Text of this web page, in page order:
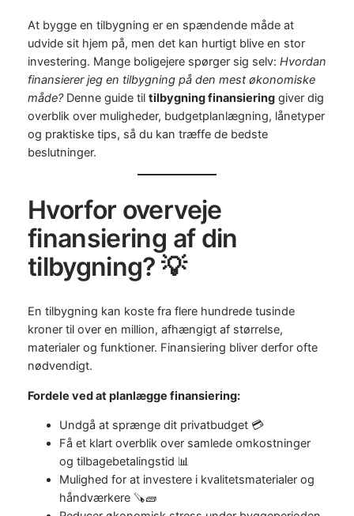
At bygge en tilbygning er en spændende måde at
udvide sit hjem på, men det kan hurtigt blive en stor
investering. Mange boligejere spørger sig selv: Hvordan
finansierer jeg en tilbygning på den mest økonomiske
måde?Denne guide til tilbygning finansieringgiver dig
overblik over muligheder, budgetplanlægning, lånetyper
og praktiske tips, så du kan træffe de bedste
beslutninger.
Hvorfor overveje
finansiering af din
tilbygning? 💡
En tilbygning kan koste fra flere hundrede tusinde
kroner til over en million, afhængigt af størrelse,
materialer og funktioner. Finansiering bliver derfor ofte
nødvendigt.
Fordele ved at planlægge finansiering:
Undgå at sprænge dit privatbudget 💳
Få et klart overblik over samlede omkostninger
og tilbagebetalingstid 📊
Mulighed for at investere i kvalitetsmaterialer og
håndværkere 🪚🧱